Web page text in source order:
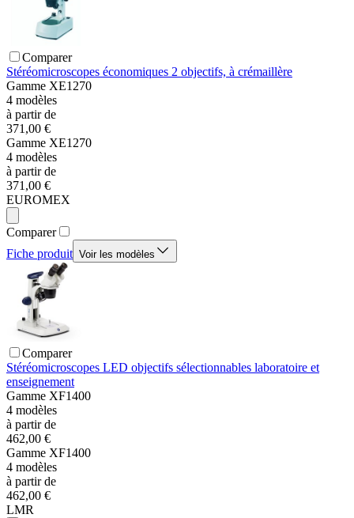
Comparer
Stéréomicroscopes économiques 2 objectifs, à crémaillère
Gamme XE1270
4 modèles
à partir de
371,00 €
Gamme XE1270
4 modèles
à partir de
371,00 €
EUROMEX
Comparer
Fiche produit Voir les modèles
Comparer
Stéréomicroscopes LED objectifs sélectionnables laboratoire et
enseignement
Gamme XF1400
4 modèles
à partir de
462,00 €
Gamme XF1400
4 modèles
à partir de
462,00 €
LMR